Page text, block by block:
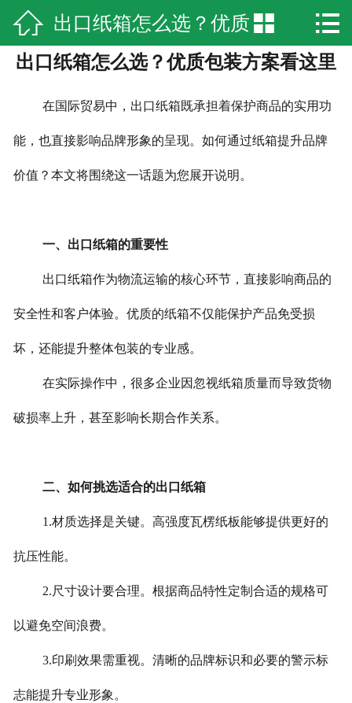
 网站首页
企业简介
产品中心
新闻资讯
厂房实景
 出口纸箱怎么选？优质
包装方案看这里
 
出口纸箱怎么选？优质包装方案看这里
在国际贸易中，出口纸箱既承担着保护商品的实用功
能，也直接影响品牌形象的呈现。如何通过纸箱提升品牌
价值？本文将围绕这一话题为您展开说明。
一、出口纸箱的重要性
出口纸箱作为物流运输的核心环节，直接影响商品的
安全性和客户体验。优质的纸箱不仅能保护产品免受损
坏，还能提升整体包装的专业感。
在实际操作中，很多企业因忽视纸箱质量而导致货物
破损率上升，甚至影响长期合作关系。
二、如何挑选适合的出口纸箱
1.材质选择是关键。高强度瓦楞纸板能够提供更好的
抗压性能。
2.尺寸设计要合理。根据商品特性定制合适的规格可
以避免空间浪费。
3.印刷效果需重视。清晰的品牌标识和必要的警示标
志能提升专业形象。